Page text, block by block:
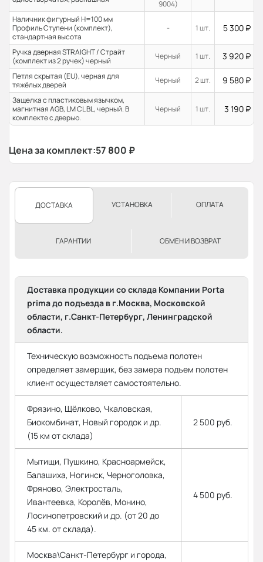
9004)
Наличник фигурный H=100 мм
Профиль Ступени (комплект),
стандартная высота
- 1 шт. 5 300 ₽
Ручка дверная STRAIGHT / Страйт
(комплект из 2 ручек) черный
Черный 1 шт. 3 920 ₽
Петля скрытая (EU), черная для
тяжёлых дверей
Черный 2 шт. 9 580 ₽
Защелка с пластиковым язычком,
магнитная AGB, LM CL BL, черный. В
комплекте с дверью.
Черный 1 шт. 3 190 ₽
Цена за комплект:57 800 ₽
ДОСТАВКА УСТАНОВКА ОПЛАТА
ГАРАНТИИ ОБМЕН И ВОЗВРАТ
Доставка продукции со склада Компании Porta
prima до подъезда в г.Москва, Московской
области, г.Санкт-Петербург, Ленинградской
области.
Техническую возможность подъема полотен
определяет замерщик, без замера подъем полотен
клиент осуществляет самостоятельно.
Фрязино, Щёлково, Чкаловская,
Биокомбинат, Новый городок и др.
(15 км от склада)
2 500 руб.
Мытищи, Пушкино, Красноармейск,
Балашиха, Ногинск, Черноголовка,
Фряново, Электросталь,
Ивантеевка, Королёв, Монино,
Лосинопетровский и др. (от 20 до
45 км. от склада).
4 500 руб.
Москва\Санкт-Петербург и города,